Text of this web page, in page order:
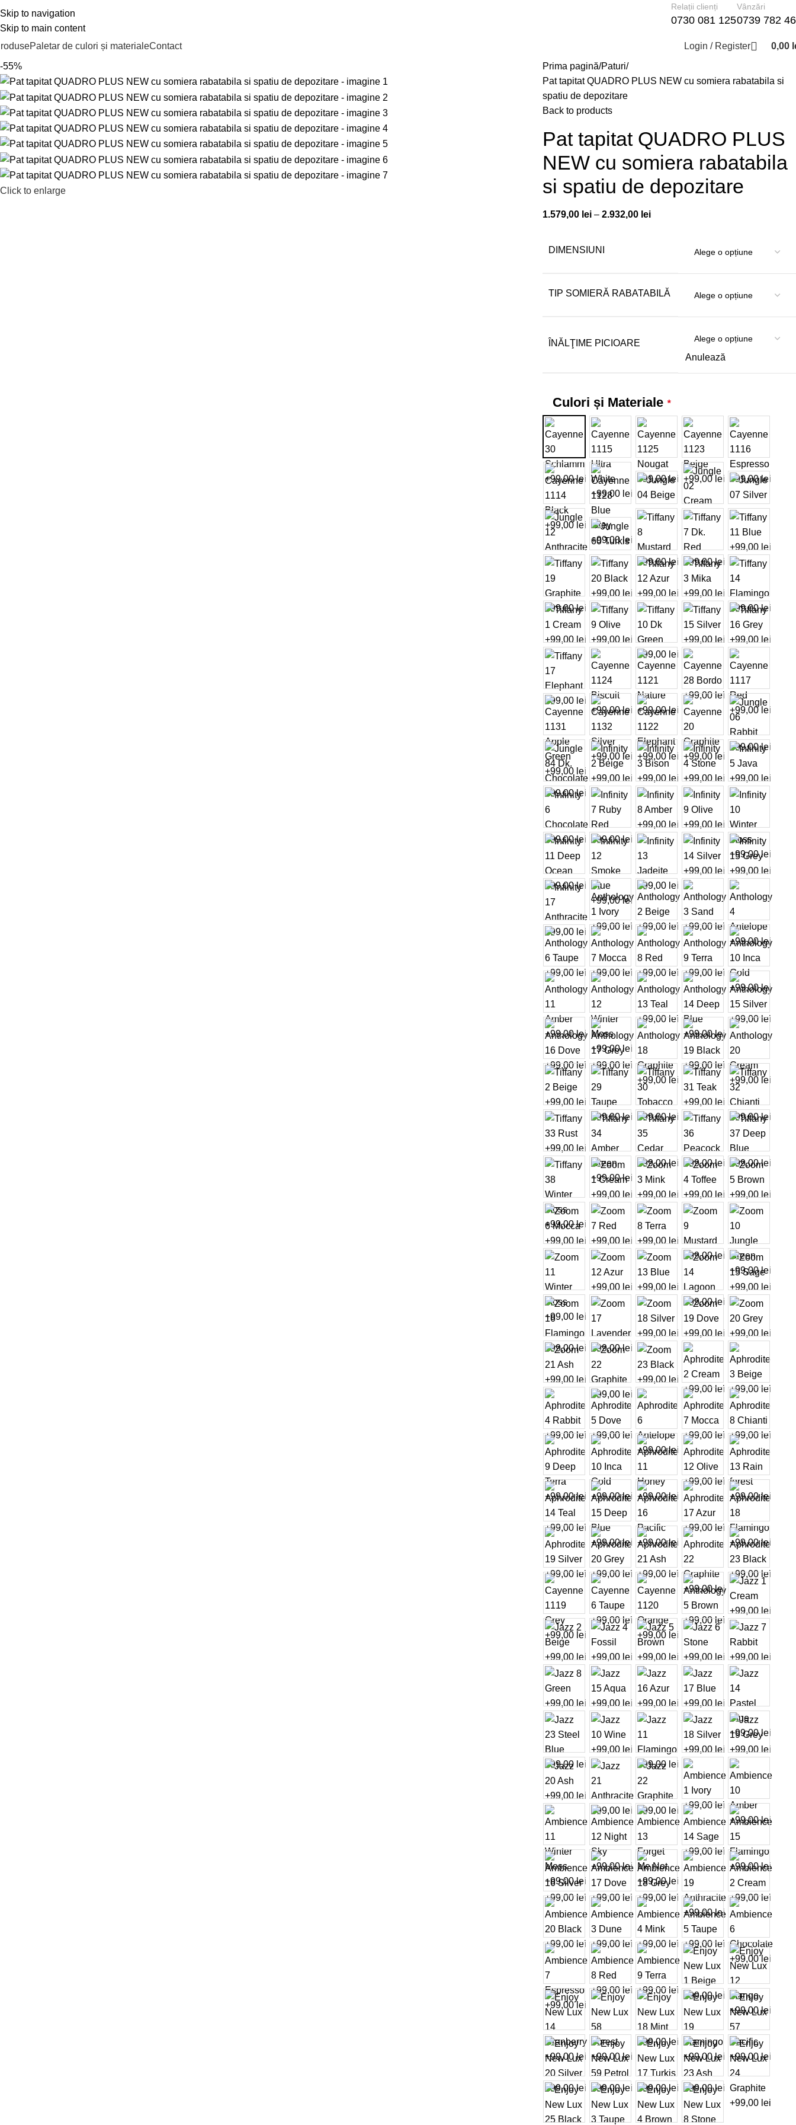
Skip to navigation
Skip to main content
ÎN ROMÂNIA
Relații clienți
0730 081 125
Vânzări
0739 782
Paletar de culori și materialeContact Login / Register 0,00
-55%
Click to enlarge
Prima pagină Paturi
Pat tapitat QUADRO PLUS NEW cu somiera rabatabila si
spatiu de depozitare
Back to products
Pat tapitat QUADRO PLUS
NEW cu somiera rabatabila
si spatiu de depozitare
1.579,00 lei – 2.932,00 lei
DIMENSIUNI
TIP SOMIERĂ RABATABILĂ
ÎNĂLŢIME PICIOARE
Anulează
Culori și Materiale *